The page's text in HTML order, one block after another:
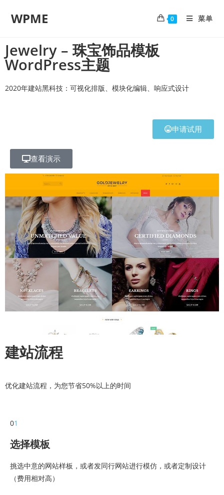
WPME 0 菜单
Jewelry – 珠宝饰品模板
WordPress主题
2020年建站黑科技：可视化排版、模块化编辑、响应式设计
申请试用
查看演示
建站流程
优化建站流程，为您节省50%以上的时间
01
选择模板
挑选中意的网站样板，或者发同行网站进行模仿，或者定制设计
（费用相对高）